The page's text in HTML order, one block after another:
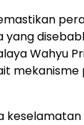
Wahyu